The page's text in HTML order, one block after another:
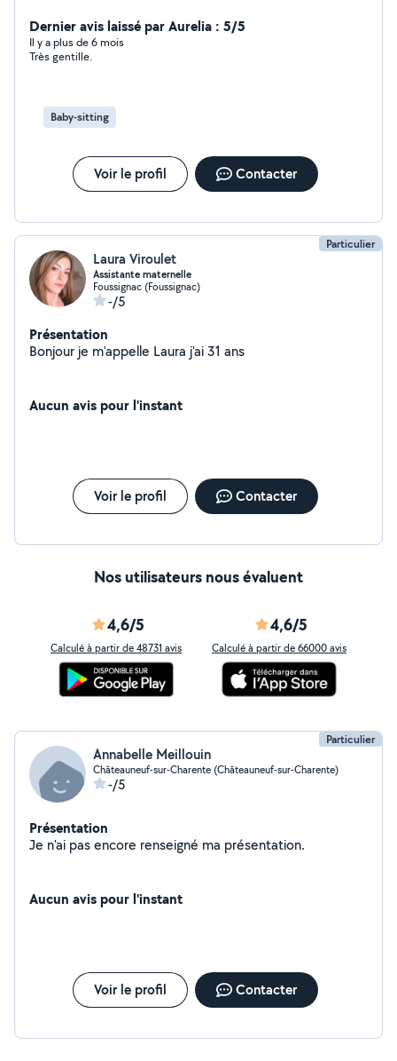
Dernier avis laissé par Aurelia : 5/5
Il y a plus de 6 mois
Très gentille.
Baby-sitting
Voir le profil Contacter
Particulier
Laura Viroulet
Assistante maternelle
Foussignac (Foussignac)
-/5
Présentation
Bonjour je m'appelle Laura j'ai 31 ans
Aucun avis pour l'instant
Voir le profil Contacter
Nos utilisateurs nous évaluent
4,6/5
Calculé à partir de 48731 avis
4,6/5
Calculé à partir de 66000 avis
Particulier
Annabelle Meillouin
Châteauneuf-sur-Charente (Châteauneuf-sur-Charente)
-/5
Présentation
Je n'ai pas encore renseigné ma présentation.
Aucun avis pour l'instant
Voir le profil Contacter